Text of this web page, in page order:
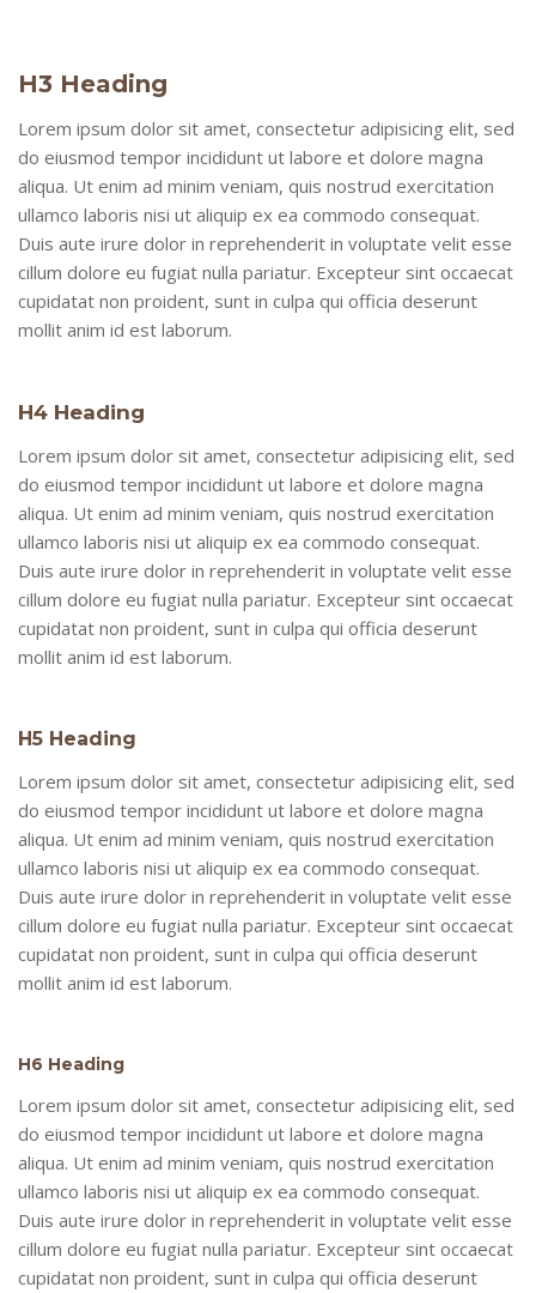
H3 Heading
Lorem ipsum dolor sit amet, consectetur adipisicing elit, sed
do eiusmod tempor incididunt ut labore et dolore magna
aliqua. Ut enim ad minim veniam, quis nostrud exercitation
ullamco laboris nisi ut aliquip ex ea commodo consequat.
Duis aute irure dolor in reprehenderit in voluptate velit esse
cillum dolore eu fugiat nulla pariatur. Excepteur sint occaecat
cupidatat non proident, sunt in culpa qui officia deserunt
mollit anim id est laborum.
H4 Heading
Lorem ipsum dolor sit amet, consectetur adipisicing elit, sed
do eiusmod tempor incididunt ut labore et dolore magna
aliqua. Ut enim ad minim veniam, quis nostrud exercitation
ullamco laboris nisi ut aliquip ex ea commodo consequat.
Duis aute irure dolor in reprehenderit in voluptate velit esse
cillum dolore eu fugiat nulla pariatur. Excepteur sint occaecat
cupidatat non proident, sunt in culpa qui officia deserunt
mollit anim id est laborum.
H5 Heading
Lorem ipsum dolor sit amet, consectetur adipisicing elit, sed
do eiusmod tempor incididunt ut labore et dolore magna
aliqua. Ut enim ad minim veniam, quis nostrud exercitation
ullamco laboris nisi ut aliquip ex ea commodo consequat.
Duis aute irure dolor in reprehenderit in voluptate velit esse
cillum dolore eu fugiat nulla pariatur. Excepteur sint occaecat
cupidatat non proident, sunt in culpa qui officia deserunt
mollit anim id est laborum.
H6 Heading
Lorem ipsum dolor sit amet, consectetur adipisicing elit, sed
do eiusmod tempor incididunt ut labore et dolore magna
aliqua. Ut enim ad minim veniam, quis nostrud exercitation
ullamco laboris nisi ut aliquip ex ea commodo consequat.
Duis aute irure dolor in reprehenderit in voluptate velit esse
cillum dolore eu fugiat nulla pariatur. Excepteur sint occaecat
cupidatat non proident, sunt in culpa qui officia deserunt